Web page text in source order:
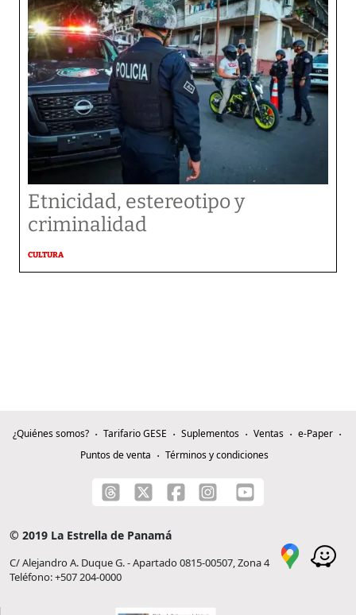
Etnicidad, estereotipo y
criminalidad
CULTURA
¿Quiénes somos? Tarifario GESE Suplementos Ventas
e-Paper
Puntos de venta
Términos y condiciones
© 2019 La Estrella de Panamá
C/ Alejandro A. Duque G. - Apartado 0815-00507, Zona 4
Teléfono: +507 204-0000